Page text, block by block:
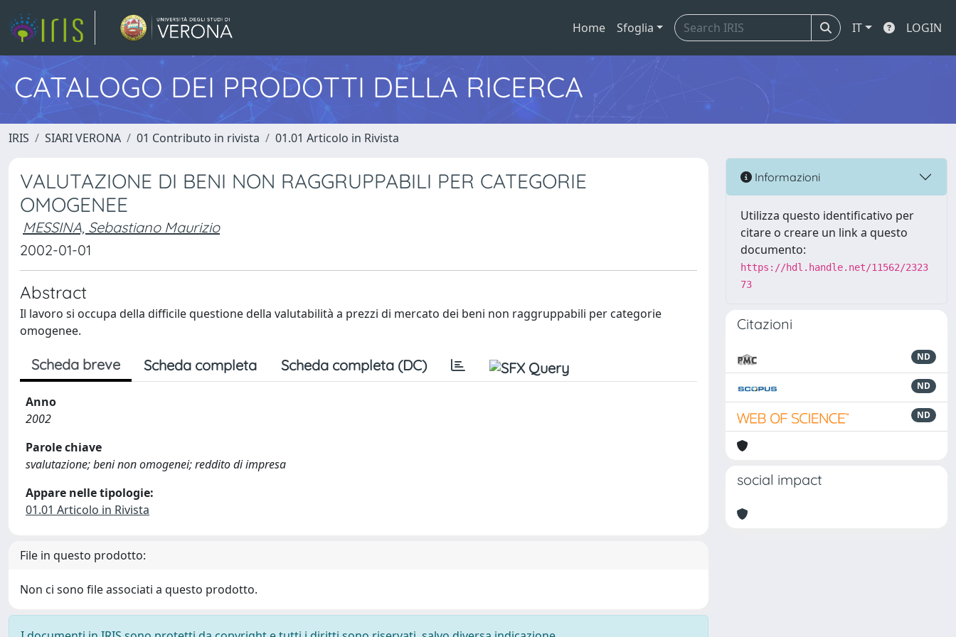
Home Sfoglia IT LOGIN
CATALOGO DEI PRODOTTI DELLA RICERCA
IRIS SIARI VERONA 01 Contributo in rivista 01.01 Articolo in Rivista
VALUTAZIONE DI BENI NON RAGGRUPPABILI PER CATEGORIE
OMOGENEE
MESSINA, Sebastiano Maurizio
2002-01-01
Abstract
Il lavoro si occupa della difficile questione della valutabilità a prezzi di mercato dei beni non raggruppabili per categorie
omogenee.
Scheda breve Scheda completa Scheda completa (DC)
Anno
2002
Parole chiave
svalutazione; beni non omogenei; reddito di impresa
Appare nelle tipologie:
01.01 Articolo in Rivista
File in questo prodotto:
Non ci sono file associati a questo prodotto.
Informazioni
Utilizza questo identificativo per
citare o creare un link a questo
documento:
https://hdl.handle.net/11562/2323
73
Citazioni
ND
ND
ND
social impact